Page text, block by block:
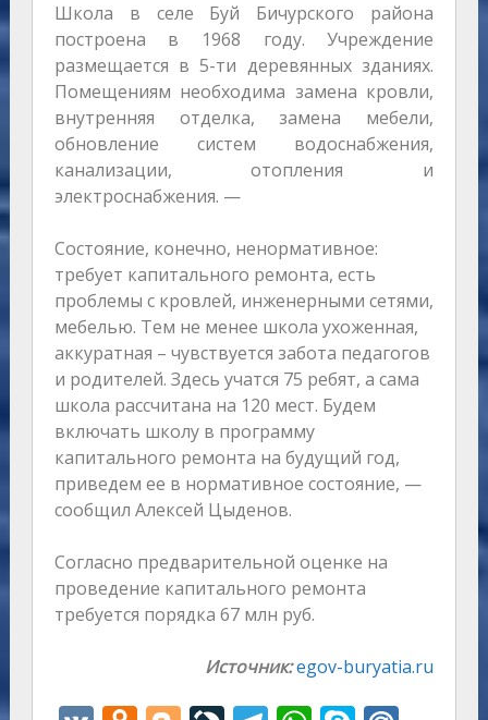
Школа в селе Буй Бичурского района
построена в 1968 году. Учреждение
размещается в 5-ти деревянных зданиях.
Помещениям необходима замена кровли,
внутренняя отделка, замена мебели,
обновление систем водоснабжения,
канализации, отопления и
электроснабжения. —
Состояние, конечно, ненормативное:
требует капитального ремонта, есть
проблемы с кровлей, инженерными сетями,
мебелью. Тем не менее школа ухоженная,
аккуратная – чувствуется забота педагогов
и родителей. Здесь учатся 75 ребят, а сама
школа рассчитана на 120 мест. Будем
включать школу в программу
капитального ремонта на будущий год,
приведем ее в нормативное состояние, —
сообщил Алексей Цыденов.
Согласно предварительной оценке на
проведение капитального ремонта
требуется порядка 67 млн руб.
Источник:egov-buryatia.ru